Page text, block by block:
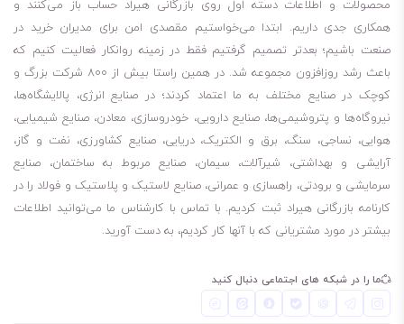
برای کسانی که می‌پرسند روغن شل مورلینا shell morlina s2 b 460 چند
لیتر است، باید بگویم مظروف 209 لیتری این روغن موجود است. لطفا توجه
داشته باشید، برای چک کردن موجودی انبار مبنی بر اینکه مظروف مورد نیاز
شما موجود هست یا نه، باید با شماره‌هایی که در سایت قرار دادیم، تماس
بگیرید.
209 لیتری
برای طولانی شدن عمر روغن و گریس، حتما در فضای خشک، بدون رطوبت و
محصولات و اطلاعات دسته اول روی بازرگانی هیراد حساب باز می‌کنند و
همکاری جدی داریم. ابتدا می‌خواستیم مقصدی امن برای مدیران خرید در
صنعت باشیم؛ بعدتر تصمیم گرفتیم فقط در زمینه روانکار فعالیت کنیم که
باعث رشد روزافزون مجموعه شد. در همین راستا بیش از 800 شرکت بزرگ و
کوچک در صنایع مختلف به ما اعتماد کردند؛ در صنایع انرژی، پالایشگاه‌ها،
نیروگاه‌ها و پتروشیمی‌ها، صنایع دارویی، خودروسازی، معادن، صنایع شیمیایی،
هوایی، نساجی، سنگ، برق و الکتریک، دریایی، صنایع کشاورزی، نفت و گاز،
آرایشی و بهداشتی، شیرآلات، سیمان، صنایع مربوط به ساختمان، صنایع
سرمایشی و برودتی، راهسازی و عمرانی، صنایع لاستیک و پلاستیک و فولاد را در
کارنامه بازرگانی هیراد ثبت کردیم. با تماس با کارشناس ما می‌توانید اطلاعات
بیشتر در مورد مشتریانی که با آنها کار کردیم، به دست آورید.
ما را در شبکه های اجتماعی دنبال کنید